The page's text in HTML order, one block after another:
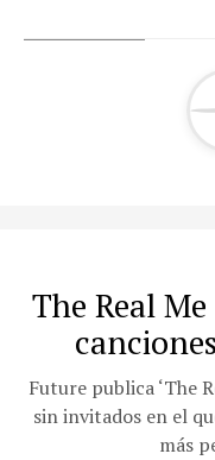
The Real
Future publica ‘The
sin invitados en el
más